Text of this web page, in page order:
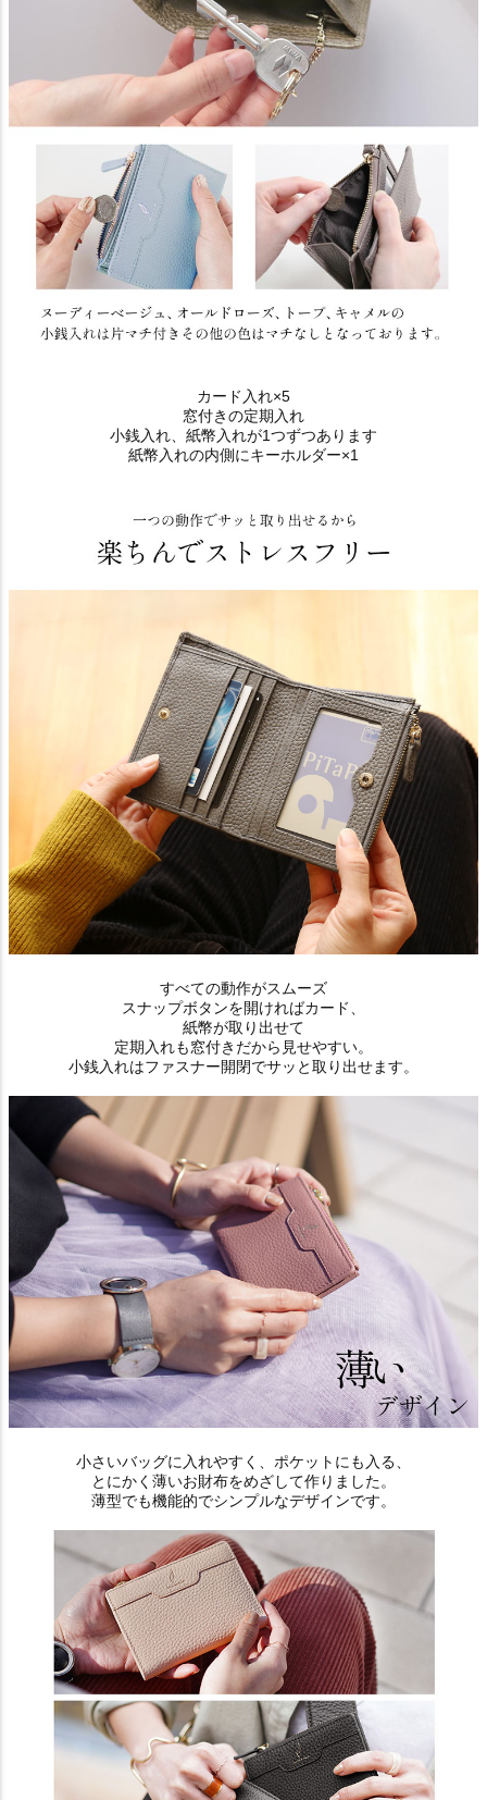
カード入れ×5
窓付きの定期入れ
小銭入れ、紙幣入れが1つずつあります
紙幣入れの内側にキーホルダー×1
すべての動作がスムーズ
スナップボタンを開ければカード、
紙幣が取り出せて
定期入れも窓付きだから見せやすい。
小銭入れはファスナー開閉でサッと取り出せます。
小さいバッグに入れやすく、ポケットにも入る、
とにかく薄いお財布をめざして作りました。
薄型でも機能的でシンプルなデザインです。